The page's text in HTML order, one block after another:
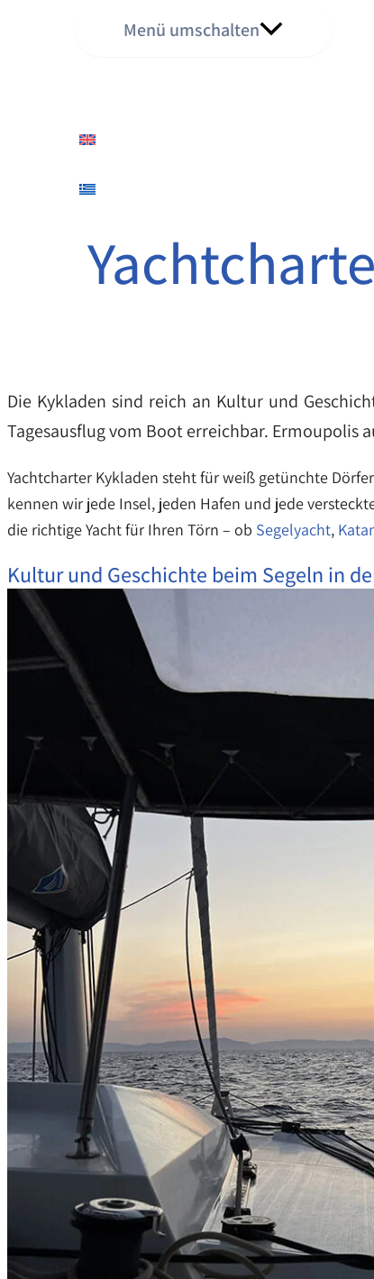
Menü umschalten
Die Kykladen sind reich an Kultur und
Tagesausflug vom Boot erreichbar. Ermoupolis
Yachtcharter Kykladen steht für weiß getünchte
kennen wir jede Insel, jeden Hafen und jede
die richtige Yacht für Ihren Törn – ob Segelyacht,
Kultur und Geschichte beim Segeln in